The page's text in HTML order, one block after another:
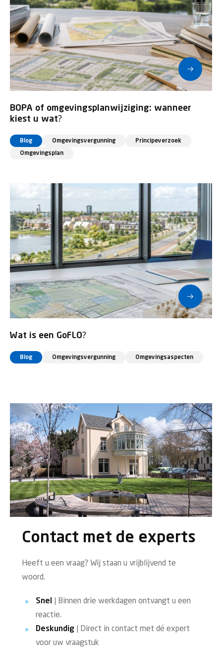
BOPA of omgevingsplanwijziging: wanneer
kiest u wat?
Blog Omgevingsvergunning Principeverzoek
Omgevingsplan
Wat is een GoFLO?
Blog Omgevingsvergunning Omgevingsaspecten
Contact met de experts
Heeft u een vraag? Wij staan u vrijblijvend te
woord.
Snel
| Binnen drie werkdagen ontvangt u een
reactie.
Deskundig | Direct in contact met dé expert
voor uw vraagstuk